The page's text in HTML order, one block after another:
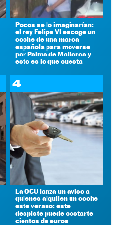
Pocos se lo imaginarían:
el rey Felipe VI escoge un
coche de una marca
española para moverse
por Palma de Mallorca y
esto es lo que cuesta
4
La OCU lanza un aviso a
quienes alquilen un coche
este verano: este
despiste puede costarte
cientos de euros